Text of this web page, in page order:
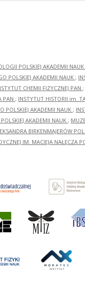
POLSKIEJ AKADEMII NAUK
POLSKIEJ AKADEMII NAUK ;
CHEMII FIZYCZNEJ PAN ;
PAN ; INSTYTUT HISTORII im.
POLSKIEJ AKADEMII NAUK ;
AKADEMII NAUK ;
BIRKENMAJERÓW
IM. MACIEJA NAŁĘCZA